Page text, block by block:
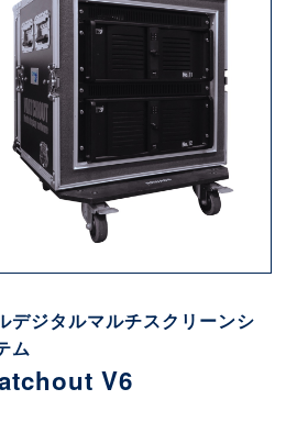
デジタルマルチスクリーンシ
ム
V6